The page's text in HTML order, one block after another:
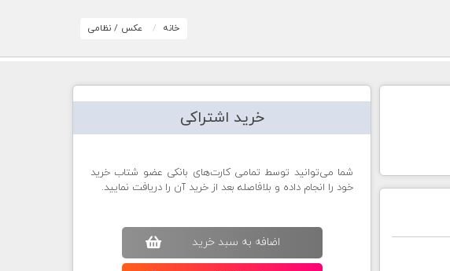
خانه عکس / نظامی
خرید اشتراکی
شما می‌توانید توسط تمامی کارت‌های بانکی عضو شتاب خرید
خود را انجام داده و بلافاصله بعد از خرید آن را دریافت نمایید.
اضافه به سبد خريد